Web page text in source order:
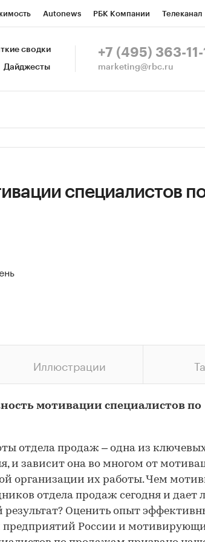
Autonews РБК Компании Телеканал
СПб Конференции СПб Спецпроекты
сводки
Дайджесты
+7 (495) 363-11-
marketing@rbc.ru
специалистов
Иллюстрации
мотивации специалистов по
отдела продаж – одна из
и зависит она во многом от
организации их работы. Чем
отдела продаж сегодня и дает
Оценить опыт
России и